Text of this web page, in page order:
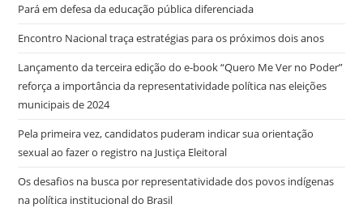
Pará em defesa da educação pública diferenciada
Encontro Nacional traça estratégias para os próximos dois anos
Lançamento da terceira edição do e-book “Quero Me Ver no Poder”
reforça a importância da representatividade política nas eleições
municipais de 2024
Pela primeira vez, candidatos puderam indicar sua orientação
sexual ao fazer o registro na Justiça Eleitoral
Os desafios na busca por representatividade dos povos indígenas
na política institucional do Brasil